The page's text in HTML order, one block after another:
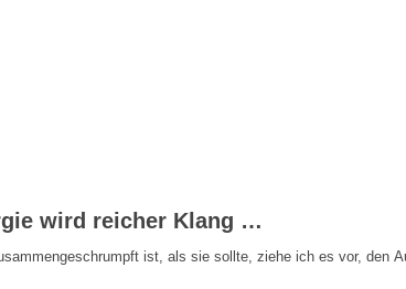
wird reicher Klang …
ist, als sie sollte, ziehe ich es vor, den